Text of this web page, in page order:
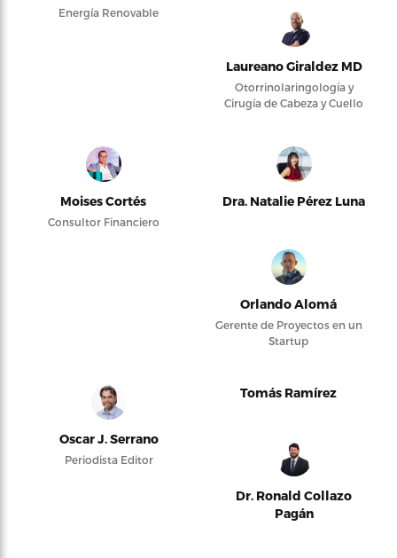
Energía Renovable
Laureano Giraldez MD
Otorrinolaringología y
Cirugía de Cabeza y Cuello
Moises Cortés
Consultor Financiero
Dra. Natalie Pérez Luna
Orlando Alomá
Gerente de Proyectos en un
Startup
Oscar J. Serrano
Periodista Editor
Tomás Ramírez
Dr. Ronald Collazo
Pagán